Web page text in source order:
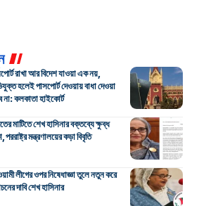
রাখা আর বিদেশ যাওয়া এক নয়,
হলেই পাসপোর্ট দেওয়ায় বাধা দেওয়া
না: কলকাতা হাইকোর্ট
মাটিতে শেখ হাসিনার বক্তব্যে ক্ষুব্ধ
পররাষ্ট্র মন্ত্রণালয়ের কড়া বিবৃতি
লীগের ওপর নিষেধাজ্ঞা তুলে নতুন করে
দাবি শেখ হাসিনার